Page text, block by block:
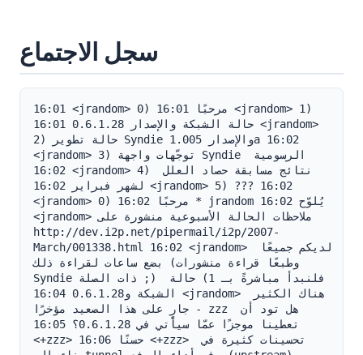
سجل الاجتماع
16:01 <jrandom> 0) مرحبًا 16:01 <jrandom> 1)
حالة الشبكة والإصدار 0.6.1.28 16:01 <jrandom>
2) حالة تطوير Syndie والإصدار 1.005a 16:02
<jrandom> 3) توجّهات واجهة Syndie الرسومية
16:02 <jrandom> 4) نتائج مسابقة حصاد العلل
لشهر فبراير 16:02 <jrandom> 5) ??? 16:02
<jrandom> 0) مرحبًا 16:02 * jrandom يُلوّح 16:02
<jrandom> ملاحظات الحالة الأسبوعية منشورة على
http://dev.i2p.net/pipermail/i2p/2007-
March/001338.html 16:02 <jrandom> لديكم جميعًا
بضع ساعات لقراءة ذلك (وطبعًا قراءة منشورات
Syndie ذات الصلة ;) فلنبدأ مباشرةً بـ 1) حالة
الشبكة و0.6.1.28 16:04 <jrandom> هناك الكثير
جارٍ على هذا الصعيد مؤخرًا - zzz هل تود أن
تعطينا موجزًا عمّا سيأتي في 0.6.1.28؟ 16:05
<+zzz> حسنًا 16:06 <+zzz> تحسينات كثيرة في